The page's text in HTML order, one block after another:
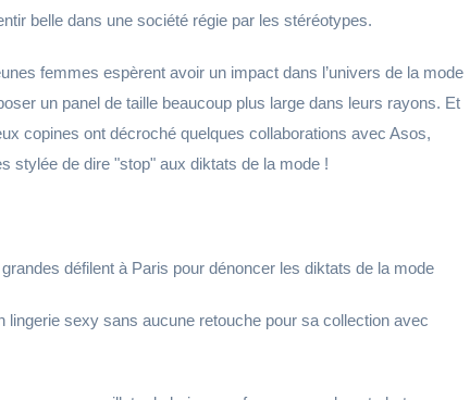
belle dans une société régie par les stéréotypes.
femmes espèrent avoir un impact dans l’univers de la mode
un panel de taille beaucoup plus large dans leurs rayons. Et
copines ont décroché quelques collaborations avec Asos,
stylée de dire "stop" aux diktats de la mode !
défilent à Paris pour dénoncer les diktats de la mode
sexy sans aucune retouche pour sa collection avec